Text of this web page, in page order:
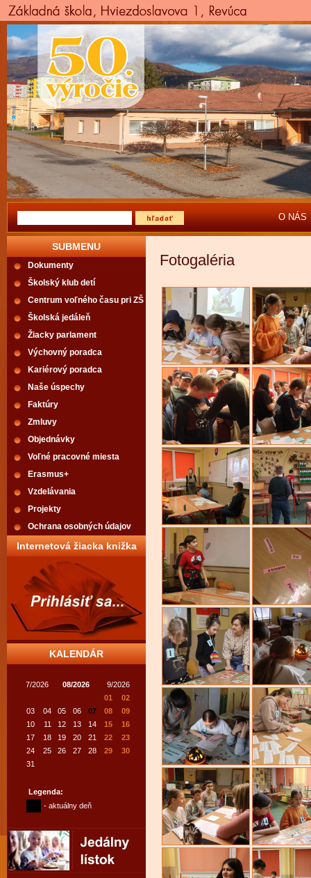
O NÁS
SUBMENU
Dokumenty
Školský klub detí
Centrum voľného času pri ZŠ
Školská jedáleň
Žiacky parlament
Výchovný poradca
Kariérový poradca
Naše úspechy
Faktúry
Zmluvy
Objednávky
Voľné pracovné miesta
Erasmus+
Vzdelávania
Projekty
Ochrana osobných údajov
Internetová žiacka knižka
KALENDÁR
7/2026 08/2026
9/2026
01
02
03
04 05 06 07 08
09
10
11 12 13 14 15
16
17
18 19 20 21 22
23
24
25 26 27 28 29
30
31
Legenda:
- aktuálny deň
Fotogaléria